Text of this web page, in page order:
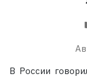
В России